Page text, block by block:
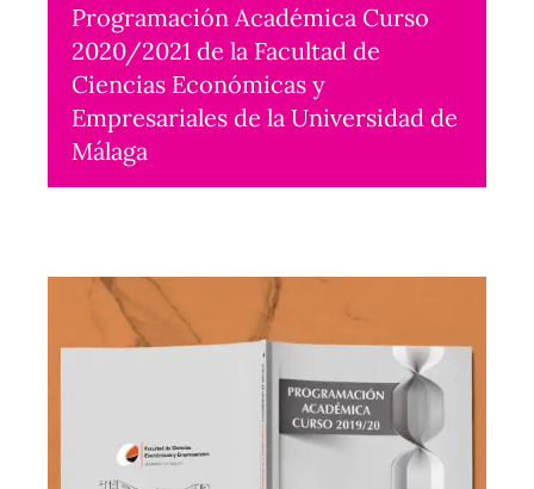
Programación Académica Curso
2020/2021 de la Facultad de
Ciencias Económicas y
Empresariales de la Universidad de
Málaga